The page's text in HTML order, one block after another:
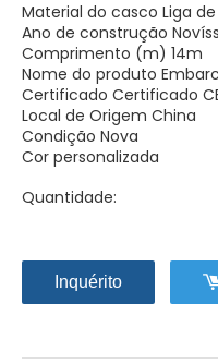
Material do casco Liga
Ano de construção
Comprimento (m) 14m
Nome do produto
Certificado Certificado
Local de Origem China
Condição Nova
Cor personalizada
Quantidade:
Inquérito